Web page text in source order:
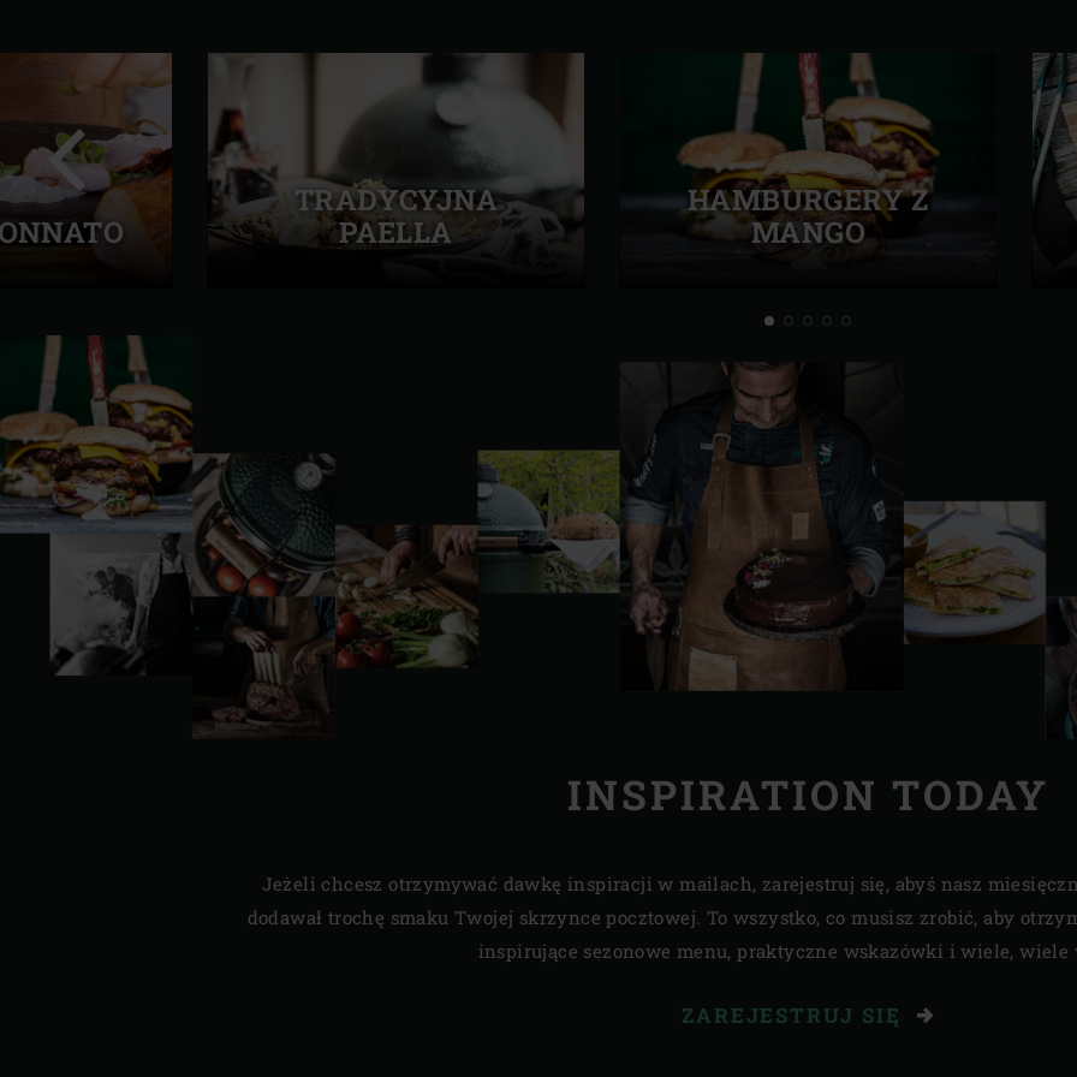
TRADYCYJNA
PAELLA
HAMBURGERY Z
MANGO
Poprzedni
INSPIRATION TODAY
Jeżeli chcesz otrzymywać dawkę inspiracji w mailach, zarejestruj się, abyś nasz
dodawał trochę smaku Twojej skrzynce pocztowej. To wszystko, co musisz zrobić, aby
inspirujące sezonowe menu, praktyczne wskazówki i wiele, wiele
ZAREJESTRUJ SIĘ